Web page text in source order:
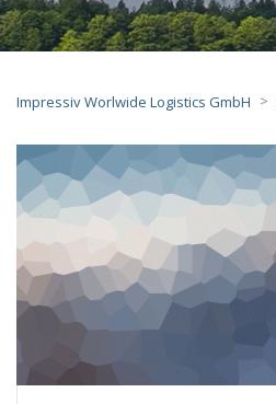
Impressiv Worlwide Logistics GmbH >